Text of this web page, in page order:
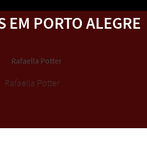
EM PORTO ALEGRE
Rafaella Potter